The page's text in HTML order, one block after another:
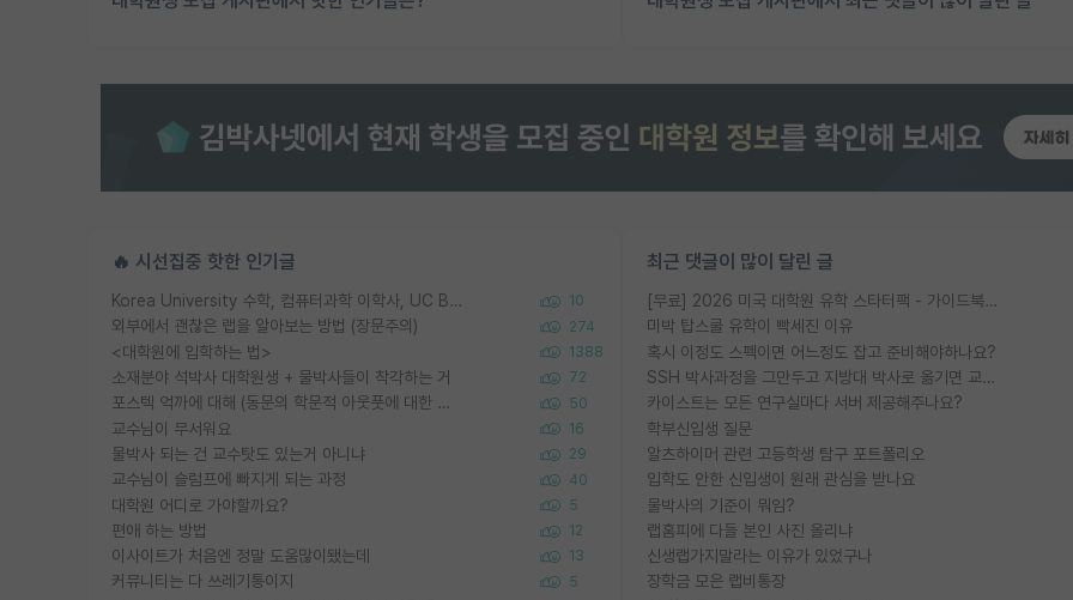
🔥 시선집중 핫한 인기글
Korea University 수학, 컴퓨터과학 이학사, UC Berkeley 산업공학 대학원 공학박사가 되는 것은 쉽지 않겠죠? 10
외부에서 괜찮은 랩을 알아보는 방법 (장문주의) 274
<대학원에 입학하는 법> 1388
소재분야 석박사 대학원생 + 물박사들이 착각하는 거 72
포스텍 억까에 대해 (동문의 학문적 아웃풋에 대한 반박) 50
교수님이 무서워요 16
물박사 되는 건 교수탓도 있는거 아니냐 29
교수님이 슬럼프에 빠지게 되는 과정 40
대학원 어디로 가야할까요? 5
편애 하는 방법 12
이사이트가 처음엔 정말 도움많이됐는데 13
커뮤니티는 다 쓰레기통이지 5
최근 댓글이 많이 달린 글
[무료] 2026 미국 대학원 유학 스타터팩 - 가이드북 & 합격자 컨택메일 템플릿
미박 탑스쿨 유학이 빡세진 이유
혹시 이정도 스펙이면 어느정도 잡고 준비해야하나요?
SSH 박사과정을 그만두고 지방대 박사로 옮기면 교수의 꿈은 끝일까요?
카이스트는 모든 연구실마다 서버 제공해주나요?
학부신입생 질문
알츠하이머 관련 고등학생 탐구 포트폴리오
입학도 안한 신입생이 원래 관심을 받나요
물박사의 기준이 뭐임?
랩홈피에 다들 본인 사진 올리냐
신생랩가지말라는 이유가 있었구나
장학금 모은 랩비통장